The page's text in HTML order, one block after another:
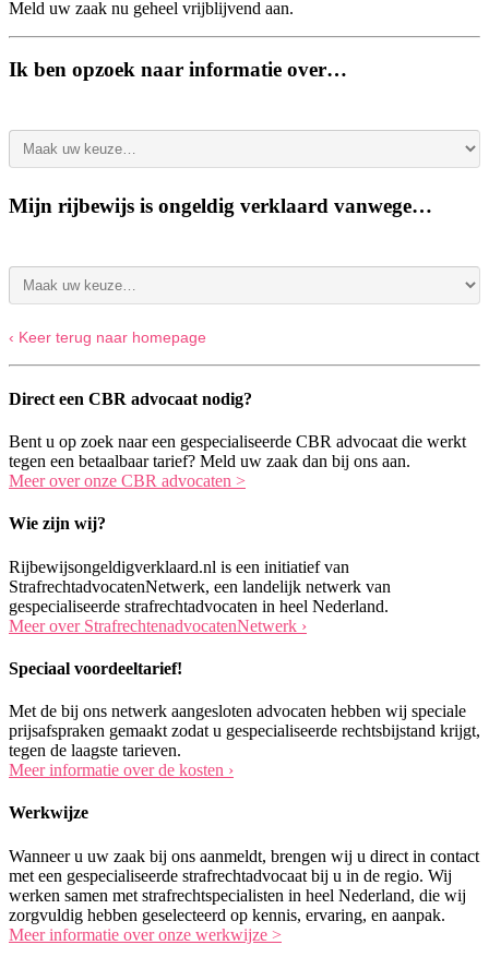
Meld uw zaak nu geheel vrijblijvend aan.
Ik ben opzoek naar informatie over…
Mijn rijbewijs is ongeldig verklaard vanwege…
‹ Keer terug naar homepage
Direct een CBR advocaat nodig?
Bent u op zoek naar een gespecialiseerde CBR advocaat die werkt
tegen een betaalbaar tarief? Meld uw zaak dan bij ons aan.
Meer over onze CBR advocaten >
Wie zijn wij?
Rijbewijsongeldigverklaard.nl is een initiatief van
StrafrechtadvocatenNetwerk, een landelijk netwerk van
gespecialiseerde strafrechtadvocaten in heel Nederland.
Meer over StrafrechtenadvocatenNetwerk ›
Speciaal voordeeltarief!
Met de bij ons netwerk aangesloten advocaten hebben wij speciale
prijsafspraken gemaakt zodat u gespecialiseerde rechtsbijstand krijgt,
tegen de laagste tarieven.
Meer informatie over de kosten ›
Werkwijze
Wanneer u uw zaak bij ons aanmeldt, brengen wij u direct in contact
met een gespecialiseerde strafrechtadvocaat bij u in de regio. Wij
werken samen met strafrechtspecialisten in heel Nederland, die wij
zorgvuldig hebben geselecteerd op kennis, ervaring, en aanpak.
Meer informatie over onze werkwijze >